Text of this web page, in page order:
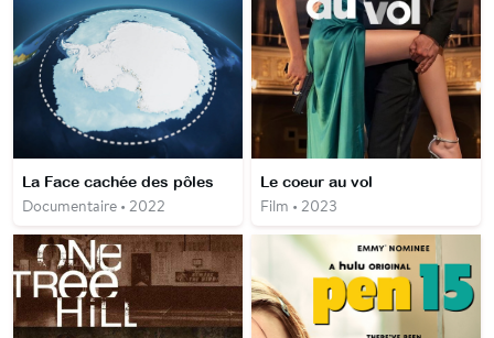
La Face cachée des pôles
Documentaire • 2022
Le coeur au vol
Film • 2023